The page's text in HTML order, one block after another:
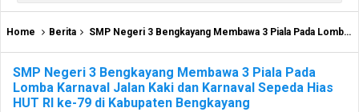
Home Berita SMP Negeri 3 Bengkayang Membawa 3 Piala Pada Lomba Karnaval Jalan Kaki dan Karnaval Sepeda Hias HUT RI ke-79 di Kabupaten Bengkayang
SMP Negeri 3 Bengkayang Membawa 3 Piala Pada
Lomba Karnaval Jalan Kaki dan Karnaval Sepeda Hias
HUT RI ke-79 di Kabupaten Bengkayang